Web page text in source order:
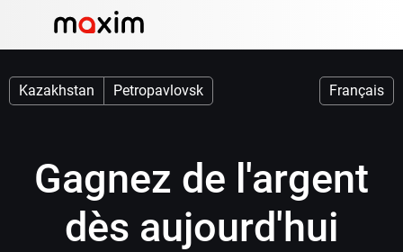
Kazakhstan Petropavlovsk Français
Gagnez de l'argent
dès aujourd'hui